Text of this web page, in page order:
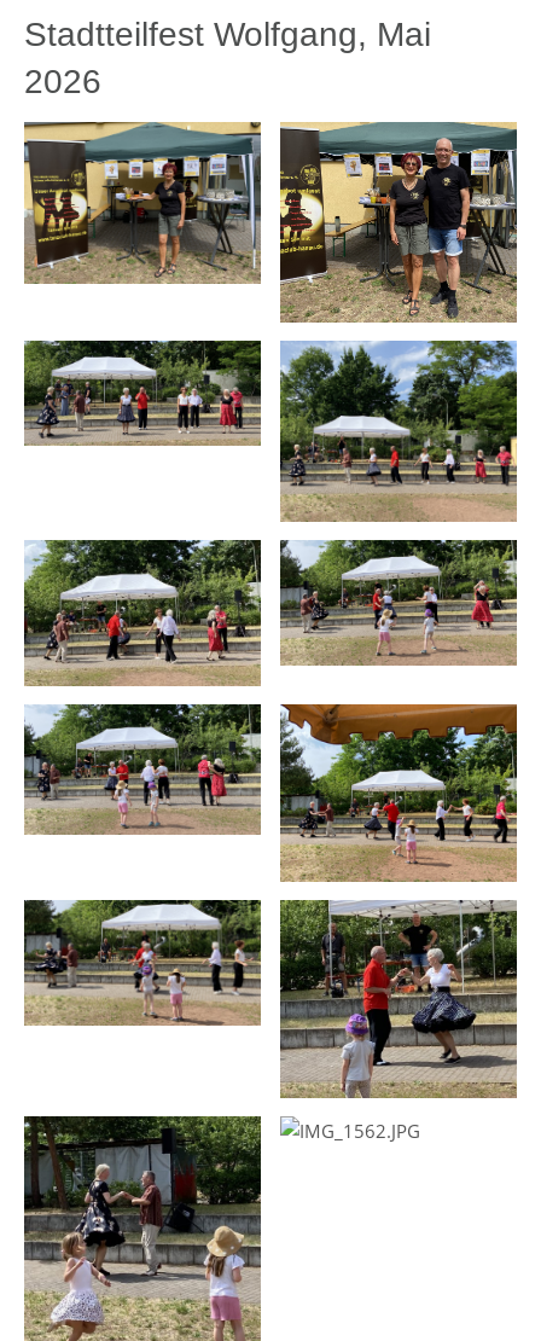
Stadtteilfest Wolfgang, Mai
2026